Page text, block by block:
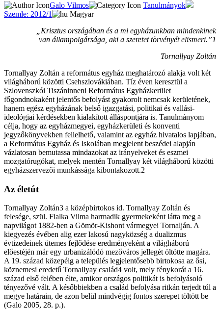
Galo Vilmos
Tanulmányok
Szemle: 2012/1
Magyar
„Krisztus országában és a mi egyházunkban mindenkinek
van állampolgársága, aki a szeretet törvényét elismeri.”1
Tornallyay Zoltán
Tornallyay Zoltán a református egyház meghatározó alakja volt két
világháború közötti Csehszlovákiában. Tíz éven keresztül a
Szlovenszkói Tiszáninneni Református Egyházkerület
főgondnokaként jelentős befolyást gyakorolt nemcsak kerületének,
hanem egész egyházának belső igazgatási, politikai és vallási-
ideológiai kérdésekben kialakított álláspontjára is. Tanulmányom
célja, hogy az egyházmegyei, egyházkerületi és konventi
jegyzőkönyvekben fellelhető, valamint az egyház hivatalos lapjában,
a Református Egyház és Iskolában megjelent beszédei alapján
vázlatosan bemutassa mindazokat az irányelveket és eszmei
mozgatórugókat, melyek mentén Tornallyay két világháború közötti
egyházszervezői munkássága kibontakozott.2
Az életút
Tornallyay Zoltán3 a középbirtokos id. Tornallyay Zoltán és
felesége, szül. Fialka Vilma harmadik gyermekeként látta meg a
napvilágot 1882-ben a Gömör-Kishont vármegyei Tornalján. A
kiegyezés évében alig ezer lakosú nagyközség a dualizmus
évtizedeinek ütemes fejlődése eredményeként a világháború
előestéjén már egy urbanizálódó mezőváros jellegét öltötte magára.
A 19. század közepéig a település legjelentősebb birtokosa az ősi,
köznemesi eredetű Tornallyay család4 volt, mely fénykorát a 16.
század első felében élte, amikor országos politikát is befolyásoló
tényezővé vált. A későbbiekben a család befolyása ritkán terjedt túl a
megye határain, de azon belül mindvégig fontos szerepet töltött be
(Galo 2005, 28. p.).